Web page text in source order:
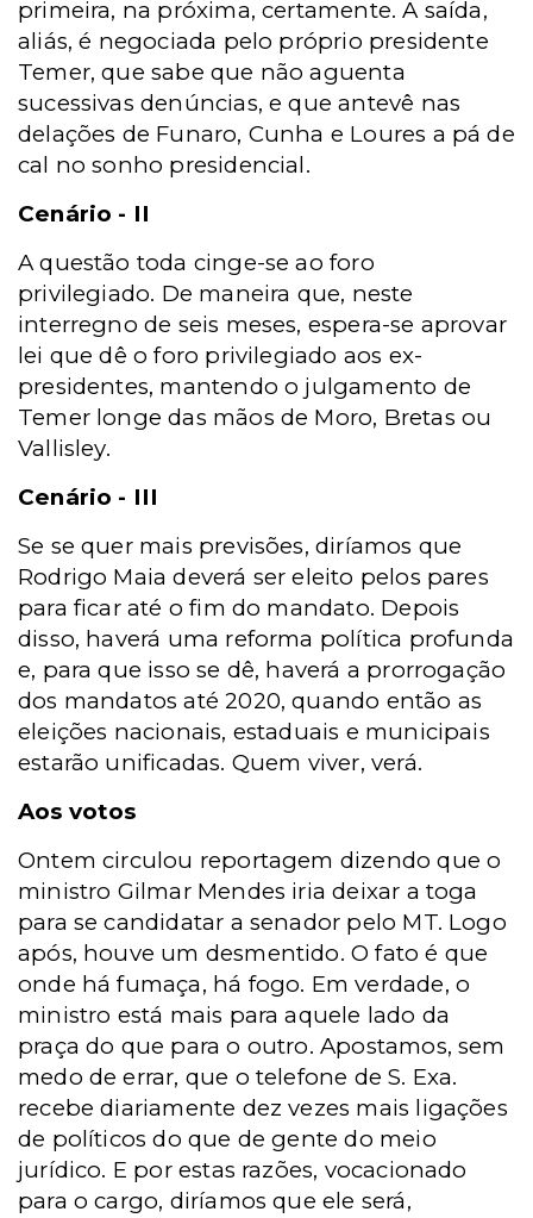
primeira, na próxima, certamente. A saída,
aliás, é negociada pelo próprio presidente
Temer, que sabe que não aguenta
sucessivas denúncias, e que antevê nas
delações de Funaro, Cunha e Loures a pá de
cal no sonho presidencial.
Cenário - II
A questão toda cinge-se ao foro
privilegiado. De maneira que, neste
interregno de seis meses, espera-se aprovar
lei que dê o foro privilegiado aos ex-
presidentes, mantendo o julgamento de
Temer longe das mãos de Moro, Bretas ou
Vallisley.
Cenário - III
Se se quer mais previsões, diríamos que
Rodrigo Maia deverá ser eleito pelos pares
para ficar até o fim do mandato. Depois
disso, haverá uma reforma política profunda
e, para que isso se dê, haverá a prorrogação
dos mandatos até 2020, quando então as
eleições nacionais, estaduais e municipais
estarão unificadas. Quem viver, verá.
Aos votos
Ontem circulou reportagem dizendo que o
ministro Gilmar Mendes iria deixar a toga
para se candidatar a senador pelo MT. Logo
após, houve um desmentido. O fato é que
onde há fumaça, há fogo. Em verdade, o
ministro está mais para aquele lado da
praça do que para o outro. Apostamos, sem
medo de errar, que o telefone de S. Exa.
recebe diariamente dez vezes mais ligações
de políticos do que de gente do meio
jurídico. E por estas razões, vocacionado
para o cargo, diríamos que ele será,